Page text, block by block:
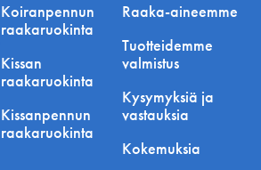
Koiranpennun
raakaruokinta
Kissan
raakaruokinta
Kissanpennun
raakaruokinta
Raaka-aineemme
Tuotteidemme
valmistus
Kysymyksiä ja
vastauksia
Kokemuksia